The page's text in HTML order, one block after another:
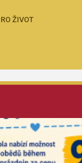
ŽIVOT